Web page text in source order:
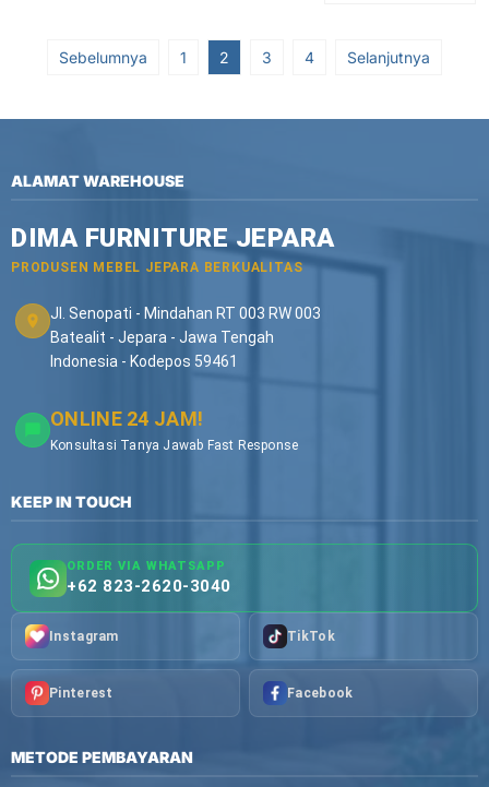
Sebelumnya 1 2 3 4 Selanjutnya
ALAMAT WAREHOUSE
DIMA FURNITURE JEPARA
PRODUSEN MEBEL JEPARA BERKUALITAS
Jl. Senopati - Mindahan RT 003 RW 003
Batealit - Jepara - Jawa Tengah
Indonesia - Kodepos 59461
ONLINE 24 JAM!
Konsultasi Tanya Jawab Fast Response
KEEP IN TOUCH
ORDER VIA WHATSAPP
+62 823-2620-3040
Instagram TikTok
Pinterest Facebook
METODE PEMBAYARAN